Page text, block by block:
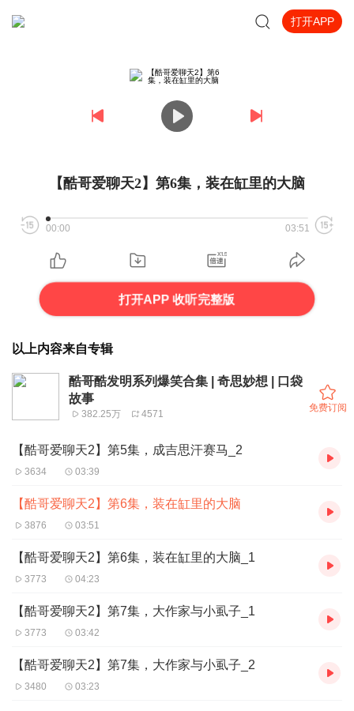
打开APP
【酷哥爱聊天2】第6集，装在缸里的大脑
00:00 03:51
打开APP 收听完整版
以上内容来自专辑
酷哥酷发明系列爆笑合集 | 奇思妙想 | 口袋
故事
382.25万 4571
免费订阅
【酷哥爱聊天2】第5集，成吉思汗赛马_2
3634 03:39
【酷哥爱聊天2】第6集，装在缸里的大脑
3876 03:51
【酷哥爱聊天2】第6集，装在缸里的大脑_1
3773 04:23
【酷哥爱聊天2】第7集，大作家与小虱子_1
3773 03:42
【酷哥爱聊天2】第7集，大作家与小虱子_2
3480 03:23